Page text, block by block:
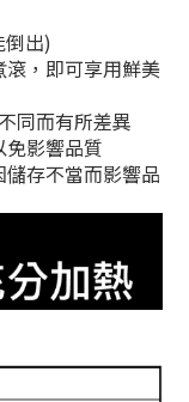
倒出)
，即可享用鮮美
同而有所差異
影響品質
存不當而影響品